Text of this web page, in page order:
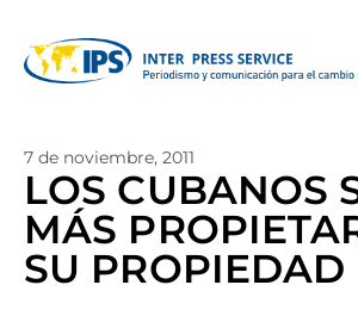
7 de noviembre, 2011
LOS CUBANOS
MÁS
SU PROPIEDAD